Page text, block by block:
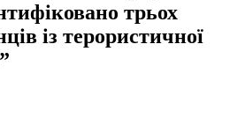
трьох
із терористичної